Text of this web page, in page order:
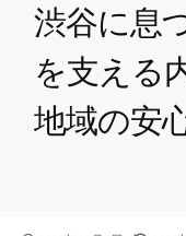
渋谷に息
を支える
地域の安